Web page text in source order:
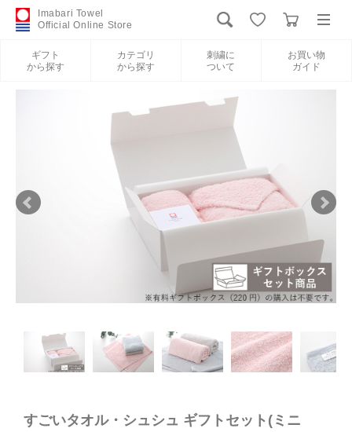
Imabari Towel
Official Online Store
ギフト
から探す
カテゴリ
から探す
刺繍に
ついて
お買い物
ガイド
新規会員登録
当サイトについて
すごいタオル・シュシュ ギフトセット(ミニ